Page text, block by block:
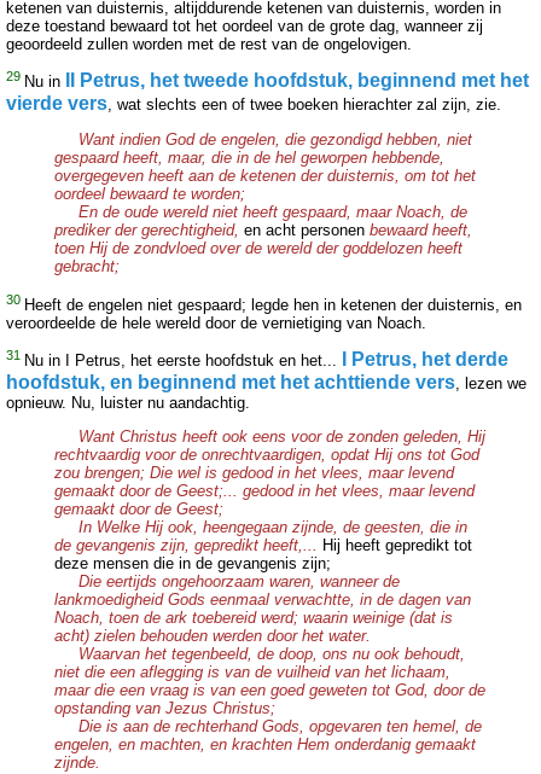
ketenen van duisternis, altijddurende ketenen van duisternis, worden in
deze toestand bewaard tot het oordeel van de grote dag, wanneer zij
geoordeeld zullen worden met de rest van de ongelovigen.
29 Nu in
II Petrus, het tweede hoofdstuk, beginnend met het
vierde vers , wat slechts een of twee boeken hierachter zal zijn, zie.
Want indien God de engelen, die gezondigd hebben, niet
gespaard heeft, maar, die in de hel geworpen hebbende,
overgegeven heeft aan de ketenen der duisternis, om tot het
oordeel bewaard te worden;
En de oude wereld niet heeft gespaard, maar Noach, de
prediker der gerechtigheid, en acht personen bewaard heeft,
toen Hij de zondvloed over de wereld der goddelozen heeft
gebracht;
30 Heeft de engelen niet gespaard; legde hen in ketenen der duisternis, en
veroordeelde de hele wereld door de vernietiging van Noach.
31 Nu in I Petrus, het eerste hoofdstuk en het...
I Petrus, het derde
hoofdstuk, en beginnend met het achttiende vers , lezen we
opnieuw. Nu, luister nu aandachtig.
Want Christus heeft ook eens voor de zonden geleden, Hij
rechtvaardig voor de onrechtvaardigen, opdat Hij ons tot God
zou brengen; Die wel is gedood in het vlees, maar levend
gemaakt door de Geest;... gedood in het vlees, maar levend
gemaakt door de Geest;
In Welke Hij ook, heengegaan zijnde, de geesten, die in
de gevangenis zijn, gepredikt heeft,... Hij heeft gepredikt tot
deze mensen die in de gevangenis zijn;
Die eertijds ongehoorzaam waren, wanneer de
lankmoedigheid Gods eenmaal verwachtte, in de dagen van
Noach, toen de ark toebereid werd; waarin weinige (dat is
acht) zielen behouden werden door het water.
Waarvan het tegenbeeld, de doop, ons nu ook behoudt,
niet die een aflegging is van de vuilheid van het lichaam,
maar die een vraag is van een goed geweten tot God, door de
opstanding van Jezus Christus;
Die is aan de rechterhand Gods, opgevaren ten hemel, de
engelen, en machten, en krachten Hem onderdanig gemaakt
zijnde.